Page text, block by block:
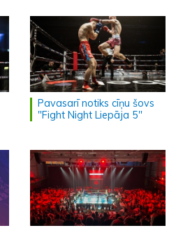
Pavasarī notiks cīņu šovs
"Fight Night Liepāja 5"